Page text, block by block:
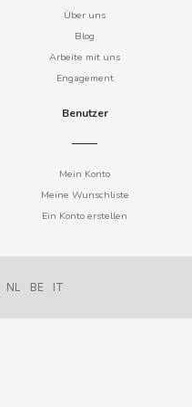
Über uns
Blog
Arbeite mit uns
Engagement
Benutzer
Mein Konto
Meine Wunschliste
Ein Konto erstellen
NL BE IT